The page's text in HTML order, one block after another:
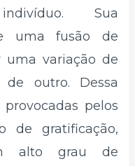
Sua
uma fusão de
uma variação de
outro. Dessa
pelos
de gratificação,
alto grau de